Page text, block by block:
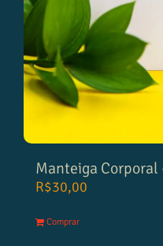
Manteiga Corporal
R$30,00
Comprar